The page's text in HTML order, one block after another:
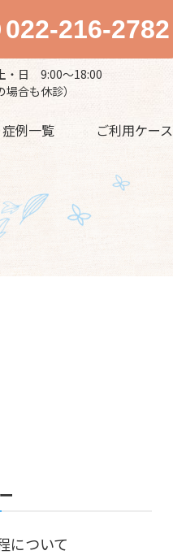
022-216-2782
・日 9:00～18:00
合も休診）
症例一覧 ご利用ケース
について